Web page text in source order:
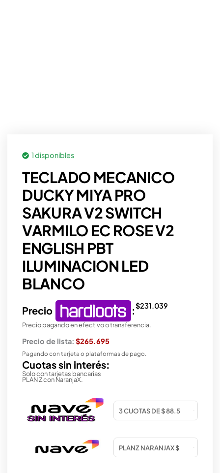
1 disponibles
TECLADO MECANICO
DUCKY MIYA PRO
SAKURA V2 SWITCH
VARMILO EC ROSE V2
ENGLISH PBT
ILUMINACION LED
BLANCO
Precio :$231.039
Precio pagando en efectivo o transferencia.
Precio de lista: $265.695
Pagando con tarjeta o plataformas de pago.
Cuotas sin interés:
Solo con tarjetas bancarias
PLAN Z con NaranjaX.